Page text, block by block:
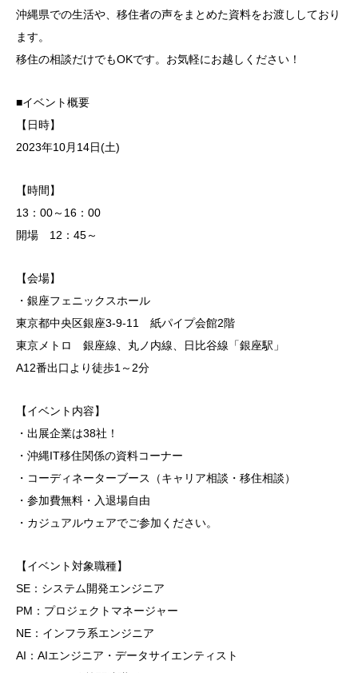
沖縄県での生活や、移住者の声をまとめた資料をお渡ししており
ます。
移住の相談だけでもOKです。お気軽にお越しください！
■イベント概要
【日時】
2023年10月14日(土)
【時間】
13：00～16：00
開場 12：45～
【会場】
・銀座フェニックスホール
東京都中央区銀座3‐9‐11 紙パイプ会館2階
東京メトロ 銀座線、丸ノ内線、日比谷線「銀座駅」
A12番出口より徒歩1～2分
【イベント内容】
・出展企業は38社！
・沖縄IT移住関係の資料コーナー
・コーディネーターブース（キャリア相談・移住相談）
・参加費無料・入退場自由
・カジュアルウェアでご参加ください。
【イベント対象職種】
SE：システム開発エンジニア
PM：プロジェクトマネージャー
NE：インフラ系エンジニア
AI：AIエンジニア・データサイエンティスト